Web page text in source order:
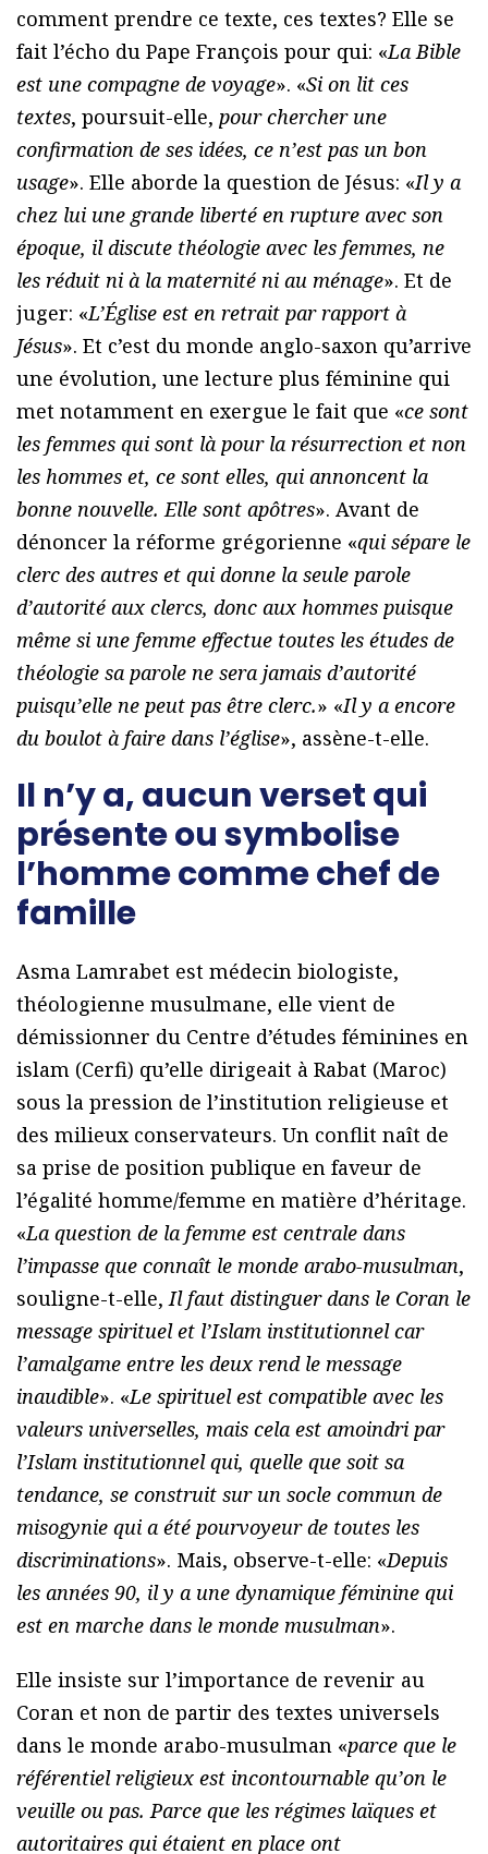
comment prendre ce texte, ces textes? Elle se
fait l’écho du Pape François pour qui: «La Bible
est une compagne de voyage». «Si on lit ces
textes, poursuit-elle, pour chercher une
confirmation de ses idées, ce n’est pas un bon
usage». Elle aborde la question de Jésus: «Il y a
chez lui une grande liberté en rupture avec son
époque, il discute théologie avec les femmes, ne
les réduit ni à la maternité ni au ménage». Et de
juger: «L’Église est en retrait par rapport à
Jésus». Et c’est du monde anglo-saxon qu’arrive
une évolution, une lecture plus féminine qui
met notamment en exergue le fait que «ce sont
les femmes qui sont là pour la résurrection et non
les hommes et, ce sont elles, qui annoncent la
bonne nouvelle. Elle sont apôtres». Avant de
dénoncer la réforme grégorienne «qui sépare le
clerc des autres et qui donne la seule parole
d’autorité aux clercs, donc aux hommes puisque
même si une femme effectue toutes les études de
théologie sa parole ne sera jamais d’autorité
puisqu’elle ne peut pas être clerc.» «Il y a encore
du boulot à faire dans l’église», assène-t-elle.
Il n’y a, aucun verset qui
présente ou symbolise
l’homme comme chef de
famille
Asma Lamrabet est médecin biologiste,
théologienne musulmane, elle vient de
démissionner du Centre d’études féminines en
islam (Cerfi) qu’elle dirigeait à Rabat (Maroc)
sous la pression de l’institution religieuse et
des milieux conservateurs. Un conflit naît de
sa prise de position publique en faveur de
l’égalité homme/femme en matière d’héritage.
«La question de la femme est centrale dans
l’impasse que connaît le monde arabo-musulman,
souligne-t-elle,Il faut distinguer dans le Coran le
message spirituel et l’Islam institutionnel car
l’amalgame entre les deux rend le message
inaudible». «Le spirituel est compatible avec les
valeurs universelles, mais cela est amoindri par
l’Islam institutionnel qui, quelle que soit sa
tendance, se construit sur un socle commun de
misogynie qui a été pourvoyeur de toutes les
discriminations». Mais, observe-t-elle: «Depuis
les années 90, il y a une dynamique féminine qui
est en marche dans le monde musulman».
Elle insiste sur l’importance de revenir au
Coran et non de partir des textes universels
dans le monde arabo-musulman «parce que le
référentiel religieux est incontournable qu’on le
veuille ou pas. Parce que les régimes laïques et
autoritaires qui étaient en place ont